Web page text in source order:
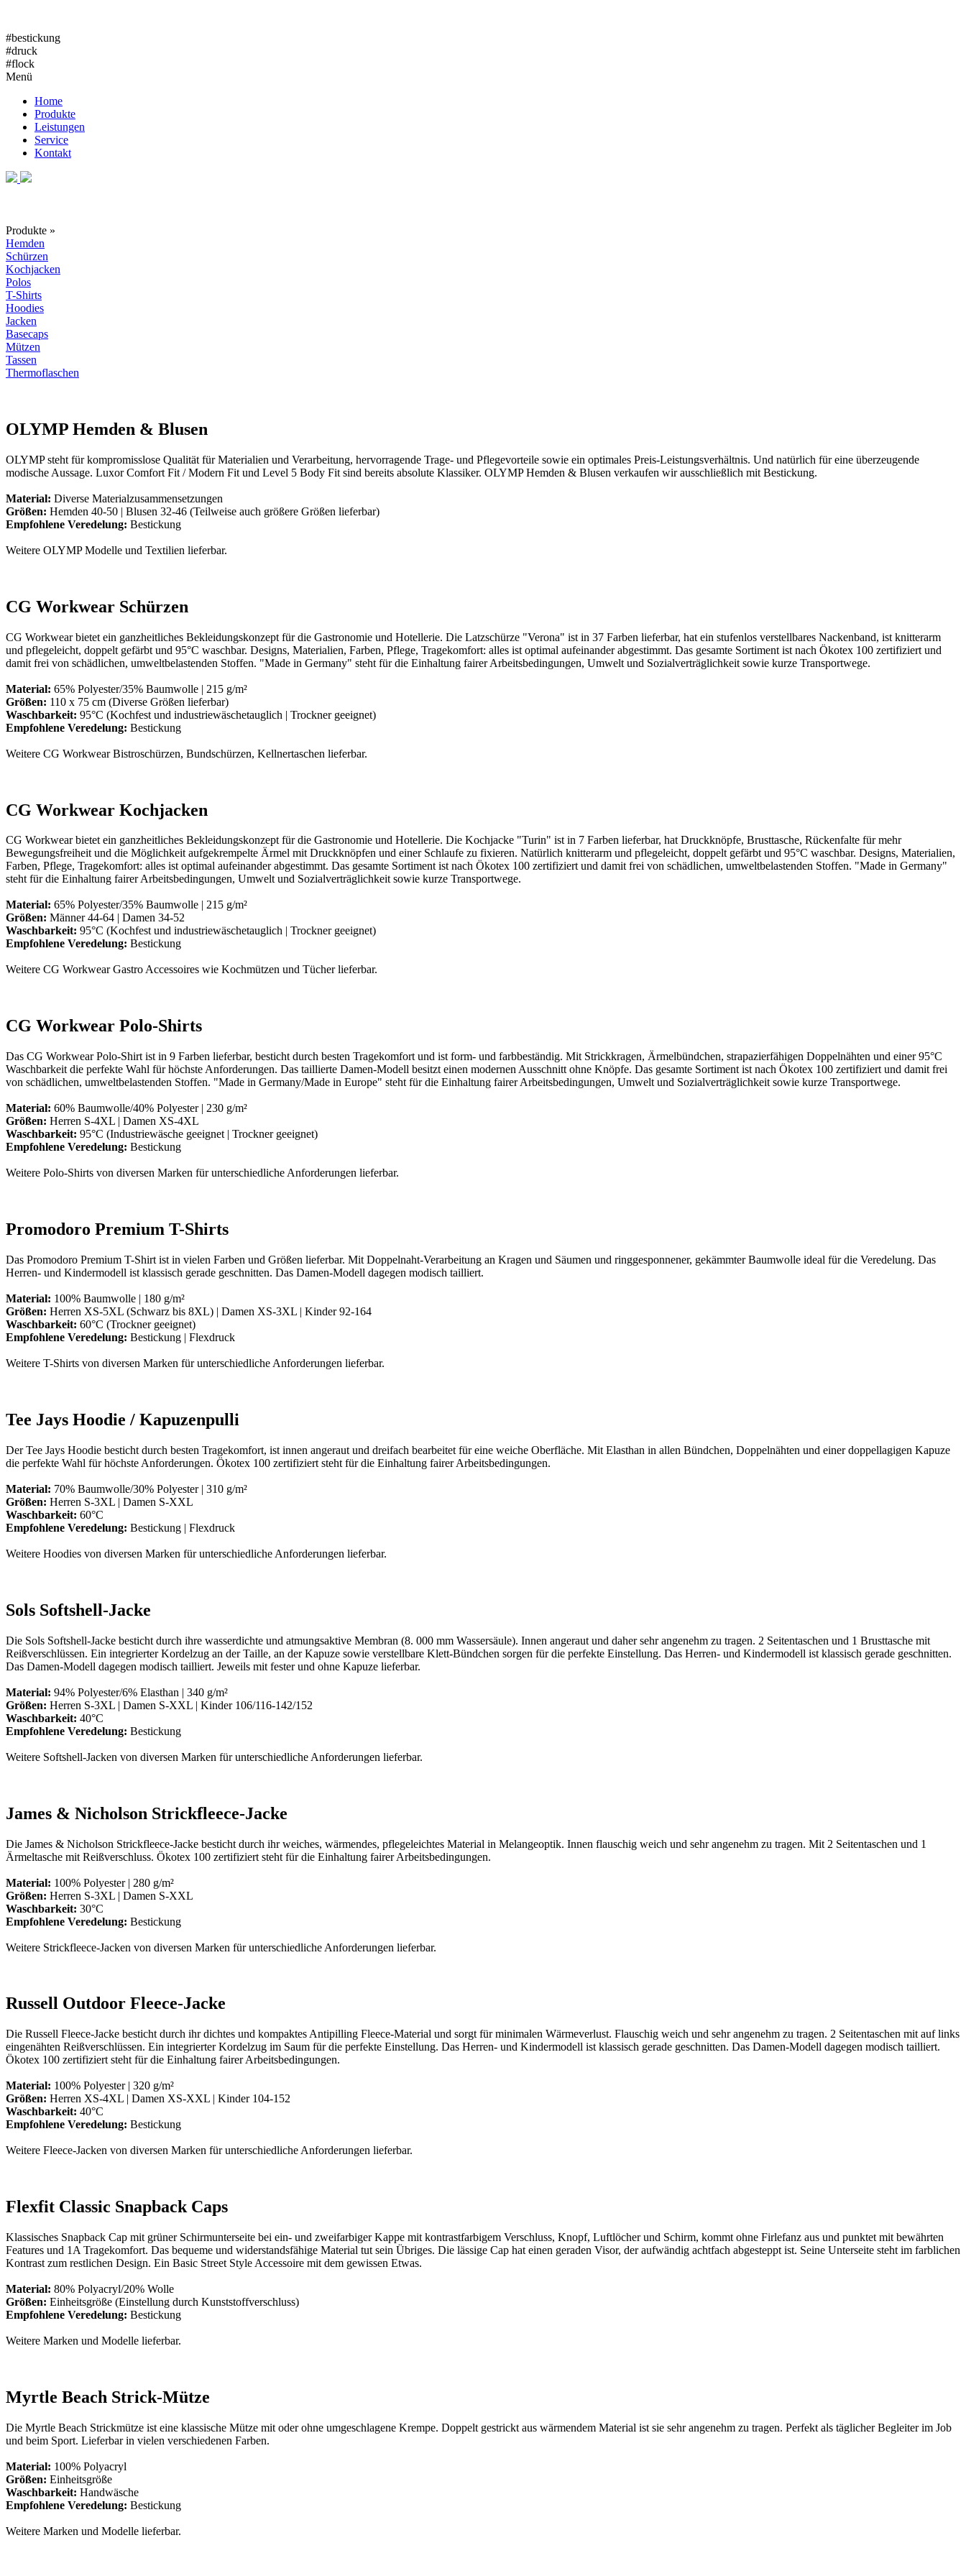
#bestickung
#druck
#flock
Menü
Home
Produkte
Leistungen
Service
Kontakt
Produkte »
Hemden
Schürzen
Kochjacken
Polos
T-Shirts
Hoodies
Jacken
Basecaps
Mützen
Tassen
Thermoflaschen
OLYMP Hemden & Blusen
OLYMP steht für kompromisslose Qualität für Materialien und Verarbeitung, hervorragende Trage- und Pflegevorteile sowie ein optimales Preis-Leistungsverhältnis. Und natürlich für eine überzeugende
modische Aussage. Luxor Comfort Fit / Modern Fit und Level 5 Body Fit sind bereits absolute Klassiker. OLYMP Hemden & Blusen verkaufen wir ausschließlich mit Bestickung.
Material: Diverse Materialzusammensetzungen
Größen: Hemden 40-50 | Blusen 32-46 (Teilweise auch größere Größen lieferbar)
Empfohlene Veredelung: Bestickung
Weitere OLYMP Modelle und Textilien lieferbar.
CG Workwear Schürzen
CG Workwear bietet ein ganzheitliches Bekleidungskonzept für die Gastronomie und Hotellerie. Die Latzschürze "Verona" ist in 37 Farben lieferbar, hat ein stufenlos verstellbares Nackenband, ist knitterarm
und pflegeleicht, doppelt gefärbt und 95°C waschbar. Designs, Materialien, Farben, Pflege, Tragekomfort: alles ist optimal aufeinander abgestimmt. Das gesamte Sortiment ist nach Ökotex 100 zertifiziert und
damit frei von schädlichen, umweltbelastenden Stoffen. "Made in Germany" steht für die Einhaltung fairer Arbeitsbedingungen, Umwelt und Sozialverträglichkeit sowie kurze Transportwege.
Material: 65% Polyester/35% Baumwolle | 215 g/m²
Größen: 110 x 75 cm (Diverse Größen lieferbar)
Waschbarkeit: 95°C (Kochfest und industriewäschetauglich | Trockner geeignet)
Empfohlene Veredelung: Bestickung
Weitere CG Workwear Bistroschürzen, Bundschürzen, Kellnertaschen lieferbar.
CG Workwear Kochjacken
CG Workwear bietet ein ganzheitliches Bekleidungskonzept für die Gastronomie und Hotellerie. Die Kochjacke "Turin" ist in 7 Farben lieferbar, hat Druckknöpfe, Brusttasche, Rückenfalte für mehr
Bewegungsfreiheit und die Möglichkeit aufgekrempelte Ärmel mit Druckknöpfen und einer Schlaufe zu fixieren. Natürlich knitterarm und pflegeleicht, doppelt gefärbt und 95°C waschbar. Designs, Materialien,
Farben, Pflege, Tragekomfort: alles ist optimal aufeinander abgestimmt. Das gesamte Sortiment ist nach Ökotex 100 zertifiziert und damit frei von schädlichen, umweltbelastenden Stoffen. "Made in Germany"
steht für die Einhaltung fairer Arbeitsbedingungen, Umwelt und Sozialverträglichkeit sowie kurze Transportwege.
Material: 65% Polyester/35% Baumwolle | 215 g/m²
Größen: Männer 44-64 | Damen 34-52
Waschbarkeit: 95°C (Kochfest und industriewäschetauglich | Trockner geeignet)
Empfohlene Veredelung: Bestickung
Weitere CG Workwear Gastro Accessoires wie Kochmützen und Tücher lieferbar.
CG Workwear Polo-Shirts
Das CG Workwear Polo-Shirt ist in 9 Farben lieferbar, besticht durch besten Tragekomfort und ist form- und farbbeständig. Mit Strickkragen, Ärmelbündchen, strapazierfähigen Doppelnähten und einer 95°C
Waschbarkeit die perfekte Wahl für höchste Anforderungen. Das taillierte Damen-Modell besitzt einen modernen Ausschnitt ohne Knöpfe. Das gesamte Sortiment ist nach Ökotex 100 zertifiziert und damit frei
von schädlichen, umweltbelastenden Stoffen. "Made in Germany/Made in Europe" steht für die Einhaltung fairer Arbeitsbedingungen, Umwelt und Sozialverträglichkeit sowie kurze Transportwege.
Material: 60% Baumwolle/40% Polyester | 230 g/m²
Größen: Herren S-4XL | Damen XS-4XL
Waschbarkeit: 95°C (Industriewäsche geeignet | Trockner geeignet)
Empfohlene Veredelung: Bestickung
Weitere Polo-Shirts von diversen Marken für unterschiedliche Anforderungen lieferbar.
Promodoro Premium T-Shirts
Das Promodoro Premium T-Shirt ist in vielen Farben und Größen lieferbar. Mit Doppelnaht-Verarbeitung an Kragen und Säumen und ringgesponnener, gekämmter Baumwolle ideal für die Veredelung. Das
Herren- und Kindermodell ist klassisch gerade geschnitten. Das Damen-Modell dagegen modisch tailliert.
Material: 100% Baumwolle | 180 g/m²
Größen: Herren XS-5XL (Schwarz bis 8XL) | Damen XS-3XL | Kinder 92-164
Waschbarkeit: 60°C (Trockner geeignet)
Empfohlene Veredelung: Bestickung | Flexdruck
Weitere T-Shirts von diversen Marken für unterschiedliche Anforderungen lieferbar.
Tee Jays Hoodie / Kapuzenpulli
Der Tee Jays Hoodie besticht durch besten Tragekomfort, ist innen angeraut und dreifach bearbeitet für eine weiche Oberfläche. Mit Elasthan in allen Bündchen, Doppelnähten und einer doppellagigen Kapuze
die perfekte Wahl für höchste Anforderungen. Ökotex 100 zertifiziert steht für die Einhaltung fairer Arbeitsbedingungen.
Material: 70% Baumwolle/30% Polyester | 310 g/m²
Größen: Herren S-3XL | Damen S-XXL
Waschbarkeit: 60°C
Empfohlene Veredelung: Bestickung | Flexdruck
Weitere Hoodies von diversen Marken für unterschiedliche Anforderungen lieferbar.
Sols Softshell-Jacke
Die Sols Softshell-Jacke besticht durch ihre wasserdichte und atmungsaktive Membran (8. 000 mm Wassersäule). Innen angeraut und daher sehr angenehm zu tragen. 2 Seitentaschen und 1 Brusttasche mit
Reißverschlüssen. Ein integrierter Kordelzug an der Taille, an der Kapuze sowie verstellbare Klett-Bündchen sorgen für die perfekte Einstellung. Das Herren- und Kindermodell ist klassisch gerade geschnitten.
Das Damen-Modell dagegen modisch tailliert. Jeweils mit fester und ohne Kapuze lieferbar.
Material: 94% Polyester/6% Elasthan | 340 g/m²
Größen: Herren S-3XL | Damen S-XXL | Kinder 106/116-142/152
Waschbarkeit: 40°C
Empfohlene Veredelung: Bestickung
Weitere Softshell-Jacken von diversen Marken für unterschiedliche Anforderungen lieferbar.
James & Nicholson Strickfleece-Jacke
Die James & Nicholson Strickfleece-Jacke besticht durch ihr weiches, wärmendes, pflegeleichtes Material in Melangeoptik. Innen flauschig weich und sehr angenehm zu tragen. Mit 2 Seitentaschen und 1
Ärmeltasche mit Reißverschluss. Ökotex 100 zertifiziert steht für die Einhaltung fairer Arbeitsbedingungen.
Material: 100% Polyester | 280 g/m²
Größen: Herren S-3XL | Damen S-XXL
Waschbarkeit: 30°C
Empfohlene Veredelung: Bestickung
Weitere Strickfleece-Jacken von diversen Marken für unterschiedliche Anforderungen lieferbar.
Russell Outdoor Fleece-Jacke
Die Russell Fleece-Jacke besticht durch ihr dichtes und kompaktes Antipilling Fleece-Material und sorgt für minimalen Wärmeverlust. Flauschig weich und sehr angenehm zu tragen. 2 Seitentaschen mit auf links
eingenähten Reißverschlüssen. Ein integrierter Kordelzug im Saum für die perfekte Einstellung. Das Herren- und Kindermodell ist klassisch gerade geschnitten. Das Damen-Modell dagegen modisch tailliert.
Ökotex 100 zertifiziert steht für die Einhaltung fairer Arbeitsbedingungen.
Material: 100% Polyester | 320 g/m²
Größen: Herren XS-4XL | Damen XS-XXL | Kinder 104-152
Waschbarkeit: 40°C
Empfohlene Veredelung: Bestickung
Weitere Fleece-Jacken von diversen Marken für unterschiedliche Anforderungen lieferbar.
Flexfit Classic Snapback Caps
Klassisches Snapback Cap mit grüner Schirmunterseite bei ein- und zweifarbiger Kappe mit kontrastfarbigem Verschluss, Knopf, Luftlöcher und Schirm, kommt ohne Firlefanz aus und punktet mit bewährten
Features und 1A Tragekomfort. Das bequeme und widerstandsfähige Material tut sein Übriges. Die lässige Cap hat einen geraden Visor, der aufwändig achtfach abgesteppt ist. Seine Unterseite steht im farblichen
Kontrast zum restlichen Design. Ein Basic Street Style Accessoire mit dem gewissen Etwas.
Material: 80% Polyacryl/20% Wolle
Größen: Einheitsgröße (Einstellung durch Kunststoffverschluss)
Empfohlene Veredelung: Bestickung
Weitere Marken und Modelle lieferbar.
Myrtle Beach Strick-Mütze
Die Myrtle Beach Strickmütze ist eine klassische Mütze mit oder ohne umgeschlagene Krempe. Doppelt gestrickt aus wärmendem Material ist sie sehr angenehm zu tragen. Perfekt als täglicher Begleiter im Job
und beim Sport. Lieferbar in vielen verschiedenen Farben.
Material: 100% Polyacryl
Größen: Einheitsgröße
Waschbarkeit: Handwäsche
Empfohlene Veredelung: Bestickung
Weitere Marken und Modelle lieferbar.